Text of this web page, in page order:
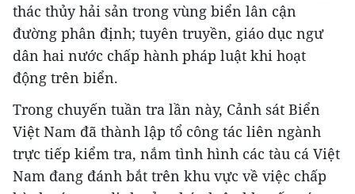
thác thủy hải sản trong vùng biển lân cận
đường phân định; tuyên truyền, giáo dục ngư
dân hai nước chấp hành pháp luật khi hoạt
động trên biển.
Trong chuyến tuần tra lần này, Cảnh sát Biển
Việt Nam đã thành lập tổ công tác liên ngành
trực tiếp kiểm tra, nắm tình hình các tàu cá Việt
Nam đang đánh bắt trên khu vực về việc chấp